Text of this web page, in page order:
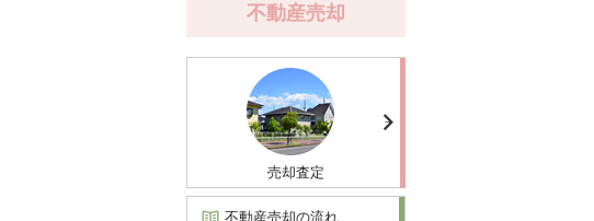
不動産売却
売却査定
不動産売却の流れ